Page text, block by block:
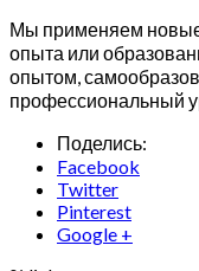
Мы применяем новые
опыта или
опытом,
профессиональный
Поделись:
Facebook
Twitter
Pinterest
Google +